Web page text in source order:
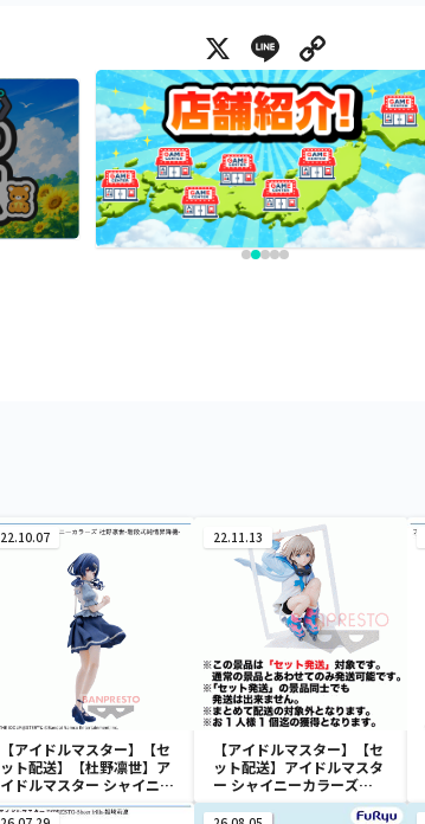
X Line
22.10.07
【アイドルマスター】【セ
ット配送】【杜野凛世】ア
イドルマスター シャイニー
カラーズ 杜野凛世-階段式
22.11.13
【アイドルマスター】【セ
ット配送】アイドルマスタ
ー シャイニーカラーズ
ESPRESTO est-Windy